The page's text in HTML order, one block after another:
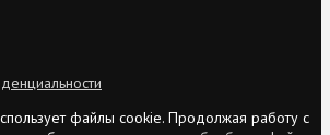
файлы cookie. Продолжая работу с